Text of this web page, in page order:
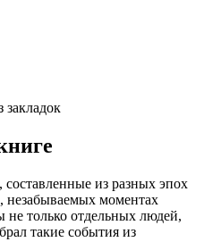
закладок
составленные из разных эпох
незабываемых моментах
только отдельных людей,
такие события из